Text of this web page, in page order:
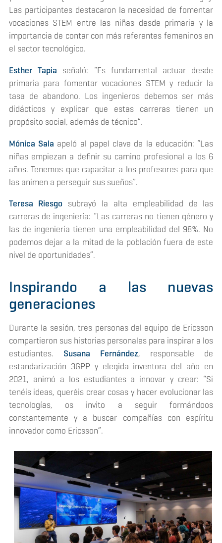
Las participantes destacaron la necesidad de fomentar
vocaciones STEM entre las niñas desde primaria y la
importancia de contar con más referentes femeninos en
el sector tecnológico.
Esther Tapia señaló: “Es fundamental actuar desde
primaria para fomentar vocaciones STEM y reducir la
tasa de abandono. Los ingenieros debemos ser más
didácticos y explicar que estas carreras tienen un
propósito social, además de técnico”.
Mónica Sala apeló al papel clave de la educación: “Las
niñas empiezan a definir su camino profesional a los 6
años. Tenemos que capacitar a los profesores para que
las animen a perseguir sus sueños”.
Teresa Riesgo subrayó la alta empleabilidad de las
carreras de ingeniería: “Las carreras no tienen género y
las de ingeniería tienen una empleabilidad del 98%. No
podemos dejar a la mitad de la población fuera de este
nivel de oportunidades”.
Inspirando a las nuevas
generaciones
Durante la sesión, tres personas del equipo de Ericsson
compartieron sus historias personales para inspirar a los
estudiantes. Susana Fernández, responsable de
estandarización 3GPP y elegida inventora del año en
2021, animó a los estudiantes a innovar y crear: “Si
tenéis ideas, queréis crear cosas y hacer evolucionar las
tecnologías, os invito a seguir formándoos
constantemente y a buscar compañías con espíritu
innovador como Ericsson”.